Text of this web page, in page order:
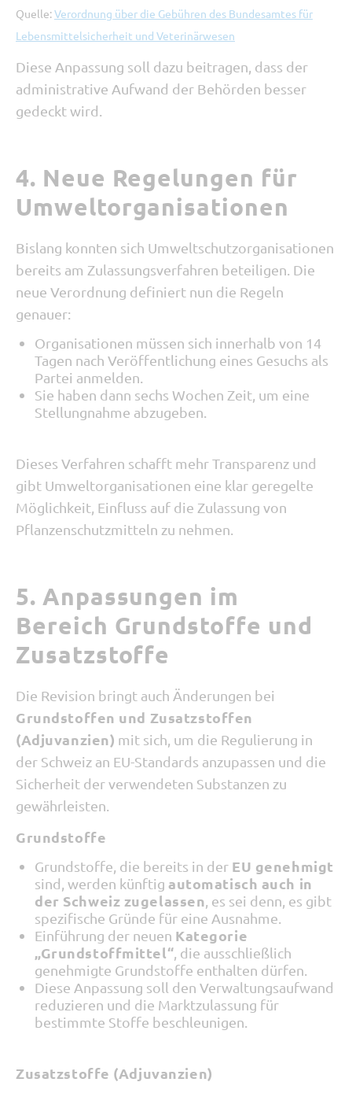
Quelle:Verordnung über die Gebühren des Bundesamtes für
Lebensmittelsicherheit und Veterinärwesen
Diese Anpassung soll dazu beitragen, dass der
administrative Aufwand der Behörden besser
gedeckt wird.
4. Neue Regelungen für
Umweltorganisationen
Bislang konnten sich Umweltschutzorganisationen
bereits am Zulassungsverfahren beteiligen. Die
neue Verordnung definiert nun die Regeln
genauer:
Organisationen müssen sich innerhalb von 14
Tagen nach Veröffentlichung eines Gesuchs als
Partei anmelden.
Sie haben dann sechs Wochen Zeit, um eine
Stellungnahme abzugeben.
Dieses Verfahren schafft mehr Transparenz und
gibt Umweltorganisationen eine klar geregelte
Möglichkeit, Einfluss auf die Zulassung von
Pflanzenschutzmitteln zu nehmen.
5. Anpassungen im
Bereich Grundstoffe und
Zusatzstoffe
Die Revision bringt auch Änderungen bei
Grundstoffen und Zusatzstoffen
(Adjuvanzien) mit sich, um die Regulierung in
der Schweiz an EU-Standards anzupassen und die
Sicherheit der verwendeten Substanzen zu
gewährleisten.
Grundstoffe
Grundstoffe, die bereits in der EU genehmigt
sind, werden künftig automatisch auch in
der Schweiz zugelassen , es sei denn, es gibt
spezifische Gründe für eine Ausnahme.
Einführung der neuen Kategorie
„Grundstoffmittel“ , die ausschließlich
genehmigte Grundstoffe enthalten dürfen.
Diese Anpassung soll den Verwaltungsaufwand
reduzieren und die Marktzulassung für
bestimmte Stoffe beschleunigen.
Zusatzstoffe (Adjuvanzien)